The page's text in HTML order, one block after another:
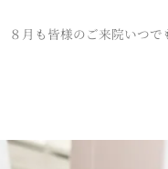
８月も皆様のご来院いつ